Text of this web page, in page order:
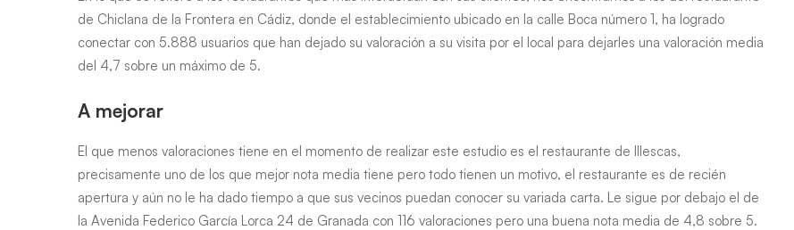
de Chiclana de la Frontera en Cádiz, donde el establecimiento ubicado en la calle Boca número 1, ha logrado
conectar con 5.888 usuarios que han dejado su valoración a su visita por el local para dejarles una valoración media
del 4,7 sobre un máximo de 5.
A mejorar
El que menos valoraciones tiene en el momento de realizar este estudio es el restaurante de Illescas,
precisamente uno de los que mejor nota media tiene pero todo tienen un motivo, el restaurante es de recién
apertura y aún no le ha dado tiempo a que sus vecinos puedan conocer su variada carta. Le sigue por debajo el de
la Avenida Federico García Lorca 24 de Granada con 116 valoraciones pero una buena nota media de 4,8 sobre 5.